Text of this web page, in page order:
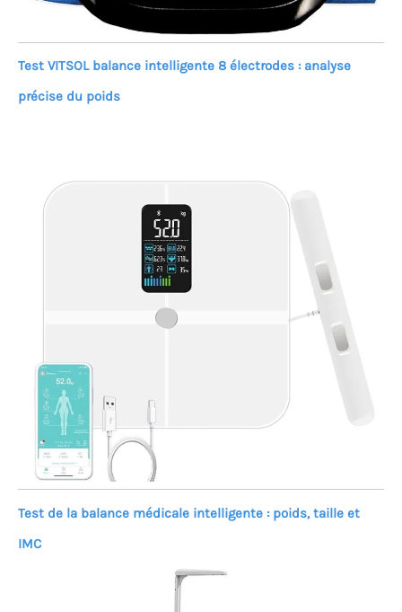
Test VITSOL balance intelligente 8 électrodes : analyse
précise du poids
Test de la balance médicale intelligente : poids, taille et
IMC